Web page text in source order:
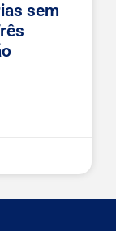
sem